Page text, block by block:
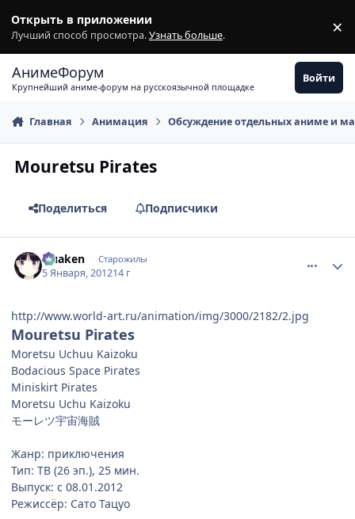
Открыть в приложении
Лучший способ просмотра.Узнать больше. ×
АнимеФорум
Крупнейший аниме-форум на русскоязычной площадке
Войти
Главная Анимация Обсуждение отдельных аниме и
Mouretsu Pirates
Поделиться Подписчики
Quaken Старожилы
5 Января, 201214 г
http://www.world-art.ru/animation/img/3000/2182/2.jpg
Mouretsu Pirates
Moretsu Uchuu Kaizoku
Bodacious Space Pirates
Miniskirt Pirates
Moretsu Uchu Kaizoku
モーレツ宇宙海賊
Жанр: приключения
Тип: ТВ (26 эп.), 25 мин.
Выпуск: c 08.01.2012
Режиссёр: Сато Тацуо